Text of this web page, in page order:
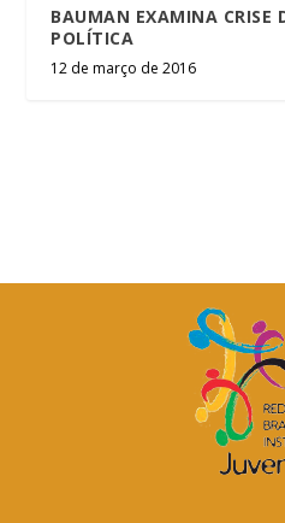
BAUMAN EXAMINA CRISE
POLÍTICA
12 de março de 2016